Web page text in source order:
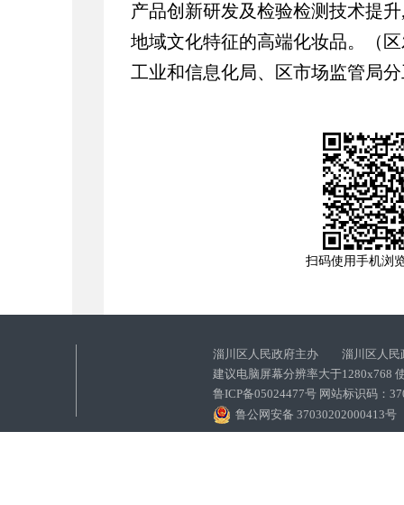
产品创新研发及检验检测技术提
地域文化特征的高端化妆品。（
工业和信息化局、区市场监管局
扫码使用手机浏
淄川区人民政府主办 淄川区人民
建议电脑屏幕分辨率大于1280x768
鲁ICP备05024477号 网站标识码：
鲁公网安备 37030202000413号